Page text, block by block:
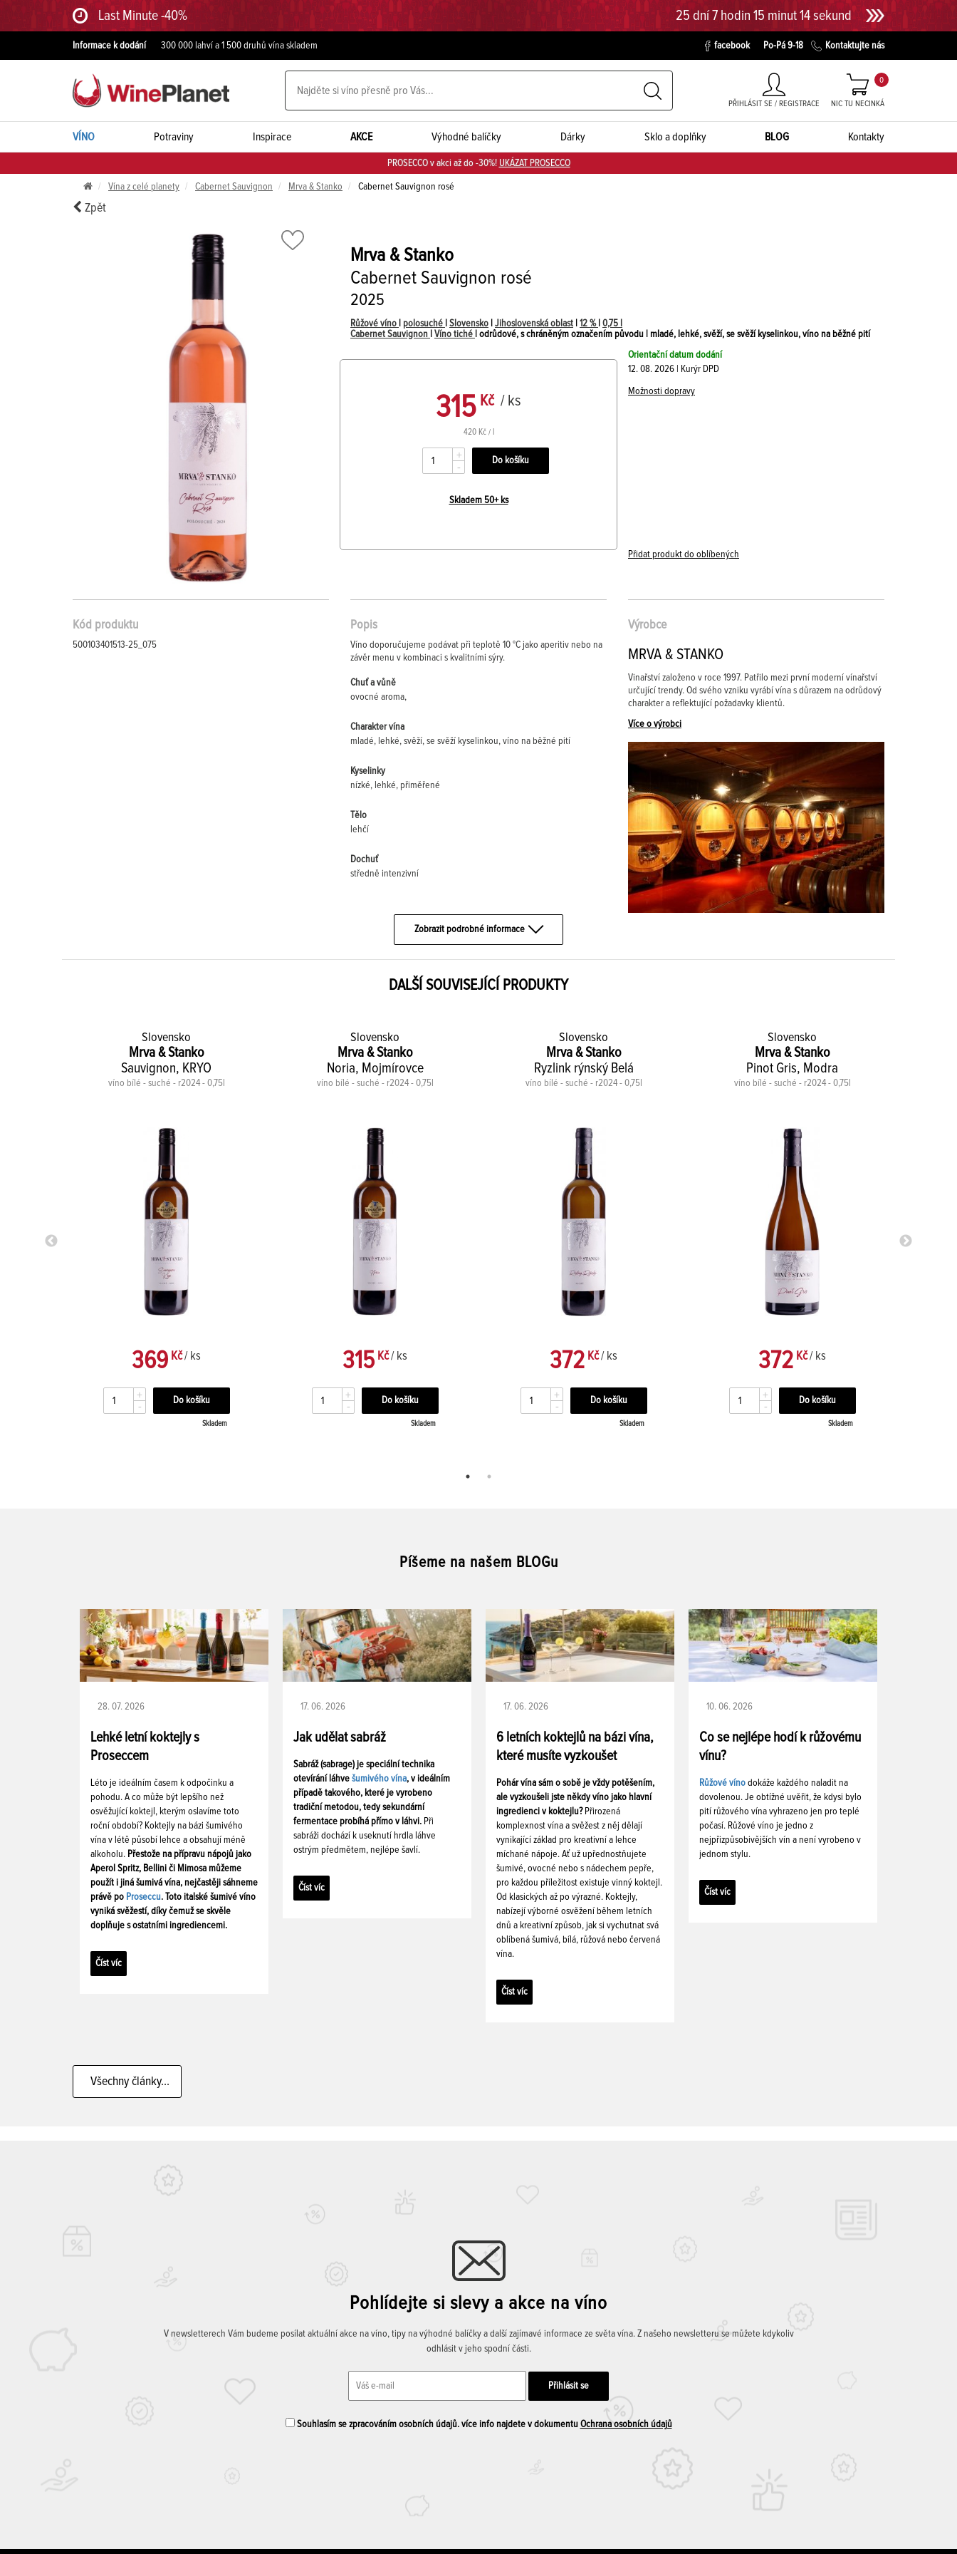
Last Minute -40% 25 dní 7 hodin 15 minut 13 sekund
Informace k dodání 300 000 lahví a 1 500 druhů vína skladem facebook Po-Pá 9-18 Kontaktujte nás
PŘIHLÁSIT SE / REGISTRACE NIC TU NECINKÁ
0
VÍNO Potraviny Inspirace AKCE Výhodné balíčky Dárky Sklo a doplňky BLOG Kontakty
PROSECCO v akci až do -30%! UKÁZAT PROSECCO
Vína z celé planety Cabernet Sauvignon Mrva & Stanko Cabernet Sauvignon rosé
Zpět
Mrva & Stanko
Cabernet Sauvignon rosé
2025
Růžové víno polosuché Slovensko Jihoslovenská oblast 12 % 0,75 l
Cabernet Sauvignon
Víno tiché | odrůdové, s chráněným označením původu | mladé, lehké, svěží, se svěží kyselinkou, víno na běžné pití
315 Kč / ks
420 Kč / l
+
-
Skladem 50+ ks
Orientační datum dodání
12. 08. 2026 | Kurýr DPD
Možnosti dopravy
Přidat produkt do oblíbených
Kód produktu
500103401513-25_075
Popis
Víno doporučujeme podávat při teplotě 10 °C jako aperitiv nebo na
závěr menu v kombinaci s kvalitními sýry.
Chuť a vůně
ovocné aroma,
Charakter vína
mladé, lehké, svěží, se svěží kyselinkou, víno na běžné pití
Kyselinky
nízké, lehké, přiměřené
Tělo
lehčí
Dochuť
středně intenzivní
Zobrazit podrobné informace
Výrobce
MRVA & STANKO
Vinařství založeno v roce 1997. Patřilo mezi první moderní vínařství
určující trendy. Od svého vzniku vyrábí vína s důrazem na odrůdový
charakter a reflektující požadavky klientů.
Více o výrobci
DALŠÍ SOUVISEJÍCÍ PRODUKTY
Slovensko
Mrva & Stanko
Sauvignon, KRYO
víno bílé - suché - r2024 - 0,75l
369 Kč/ ks
+
-
Skladem
Slovensko
Mrva & Stanko
Noria, Mojmírovce
víno bílé - suché - r2024 - 0,75l
315 Kč/ ks
+
-
Skladem
Slovensko
Mrva & Stanko
Ryzlink rýnský Belá
víno bílé - suché - r2024 - 0,75l
372 Kč/ ks
+
-
Skladem
Slovensko
Mrva & Stanko
Pinot Gris, Modra
víno bílé - suché - r2024 - 0,75l
372 Kč/ ks
+
-
Skladem
Píšeme na našem BLOGu
28. 07. 2026
Lehké letní koktejly s
Proseccem
Léto je ideálním časem k odpočinku a
pohodu. A co může být lepšího než
osvěžující koktejl, kterým oslavíme toto
roční období? Koktejly na bázi šumivého
vína v létě působí lehce a obsahují méně
alkoholu. Přestože na přípravu nápojů jako
Aperol Spritz, Bellini či Mimosa můžeme
použít i jiná šumivá vína, nejčastěji sáhneme
právě po Proseccu. Toto italské šumivé víno
vyniká svěžestí, díky čemuž se skvěle
doplňuje s ostatními ingrediencemi.
Číst víc
17. 06. 2026
Jak udělat sabráž
Sabráž (sabrage) je speciální technika
otevírání láhve šumivého vína, v ideálním
případě takového, které je vyrobeno
tradiční metodou, tedy sekundární
fermentace probíhá přímo v láhvi. Při
sabráži dochází k useknutí hrdla láhve
ostrým předmětem, nejlépe šavlí.
Číst víc
17. 06. 2026
6 letních koktejlů na bázi vína,
které musíte vyzkoušet
Pohár vína sám o sobě je vždy potěšením,
ale vyzkoušeli jste někdy víno jako hlavní
ingredienci v koktejlu? Přirozená
komplexnost vína a svěžest z něj dělají
vynikající základ pro kreativní a lehce
míchané nápoje. Ať už upřednostňujete
šumivé, ovocné nebo s nádechem pepře,
pro každou příležitost existuje vinný koktejl.
Od klasických až po výrazné. Koktejly,
nabízejí výborné osvěžení během letních
dnů a kreativní způsob, jak si vychutnat svá
oblíbená šumivá, bílá, růžová nebo červená
vína.
Číst víc
10. 06. 2026
Co se nejlépe hodí k růžovému
vínu?
Růžové víno dokáže každého naladit na
dovolenou. Je obtížné uvěřit, že kdysi bylo
pití růžového vína vyhrazeno jen pro teplé
počasí. Růžové víno je jedno z
nejpřizpůsobivějších vín a není vyrobeno v
jednom stylu.
Číst víc
Všechny články...
Pohlídejte si slevy a akce na víno
V newsletterech Vám budeme posílat aktuální akce na víno, tipy na výhodné balíčky a další zajímavé informace ze světa vína. Z našeho newsletteru se můžete kdykoliv
odhlásit v jeho spodní části.
Souhlasím se zpracováním osobních údajů. více info najdete v dokumentu Ochrana osobních údajů